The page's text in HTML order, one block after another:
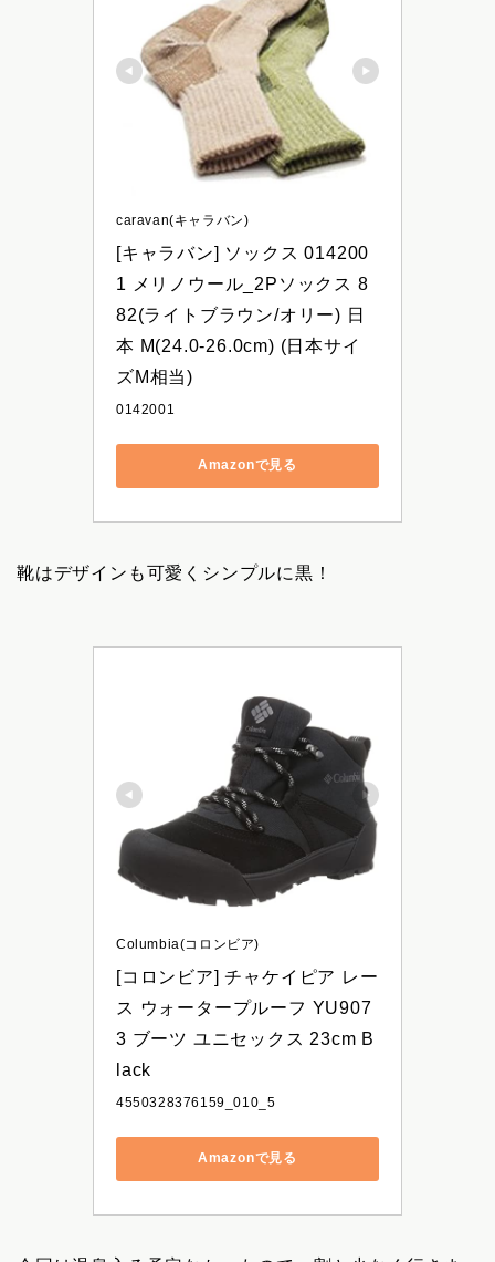
caravan(キャラバン)
[キャラバン] ソックス 014200
1 メリノウール_2Pソックス 8
82(ライトブラウン/オリー) 日
本 M(24.0-26.0cm) (日本サイ
ズM相当)
0142001
Amazonで見る
靴はデザインも可愛くシンプルに黒！
Columbia(コロンビア)
[コロンビア] チャケイピア レー
ス ウォータープルーフ YU907
3 ブーツ ユニセックス 23cm B
lack
4550328376159_010_5
Amazonで見る